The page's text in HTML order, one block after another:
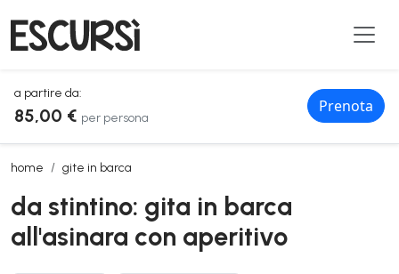
a partire da:
85,00 € per persona
Prenota
home gite in barca
da stintino: gita in barca all'asinara con aperitivo
da stintino: gita in barca
all'asinara con aperitivo